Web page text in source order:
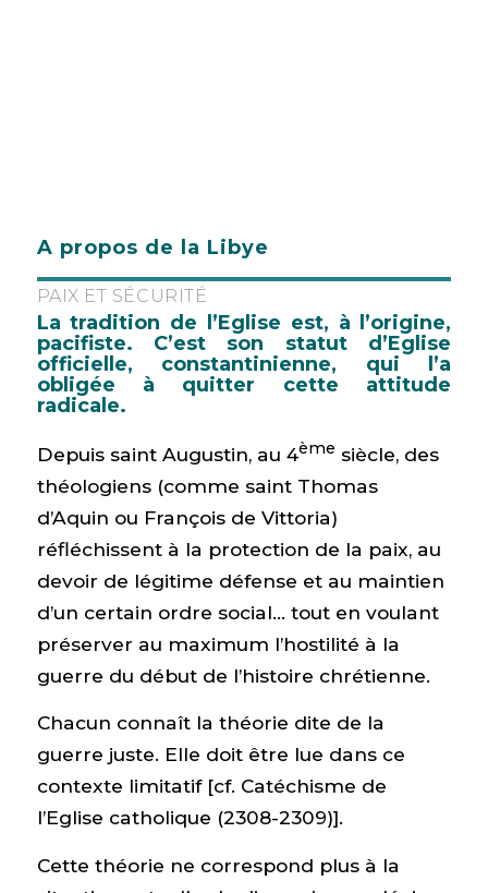
A propos de la Libye
PAIX ET SÉCURITÉ
La tradition de l’Eglise est, à l’origine,
pacifiste. C’est son statut d’Eglise
officielle, constantinienne, qui l’a
obligée à quitter cette attitude
radicale.
Depuis saint Augustin, au 4ème siècle, des
théologiens (comme saint Thomas
d’Aquin ou François de Vittoria)
réfléchissent à la protection de la paix, au
devoir de légitime défense et au maintien
d’un certain ordre social… tout en voulant
préserver au maximum l’hostilité à la
guerre du début de l’histoire chrétienne.
Chacun connaît la théorie dite de la
guerre juste. Elle doit être lue dans ce
contexte limitatif [cf. Catéchisme de
l’Eglise catholique (2308-2309)].
Cette théorie ne correspond plus à la